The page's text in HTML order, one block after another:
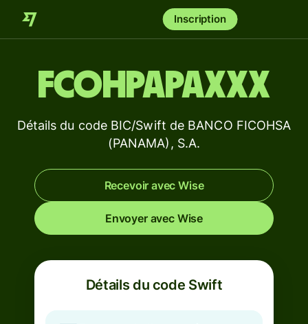
Inscription
FCOHPAPAXXX
Détails du code BIC/Swift de BANCO FICOHSA
(PANAMA), S.A.
Recevoir avec Wise
Envoyer avec Wise
Détails du code Swift